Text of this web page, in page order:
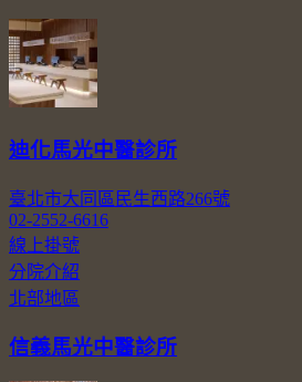
迪化馬光中醫診所
臺北市大同區民生西路266號
02-2552-6616
線上掛號
分院介紹
北部地區
信義馬光中醫診所